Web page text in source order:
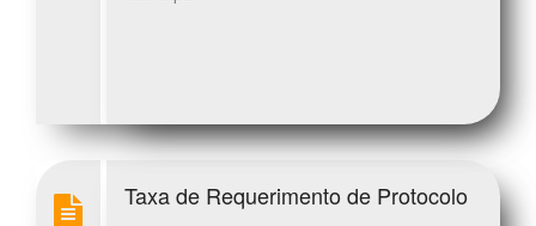
Taxa de Requerimento de Protocolo